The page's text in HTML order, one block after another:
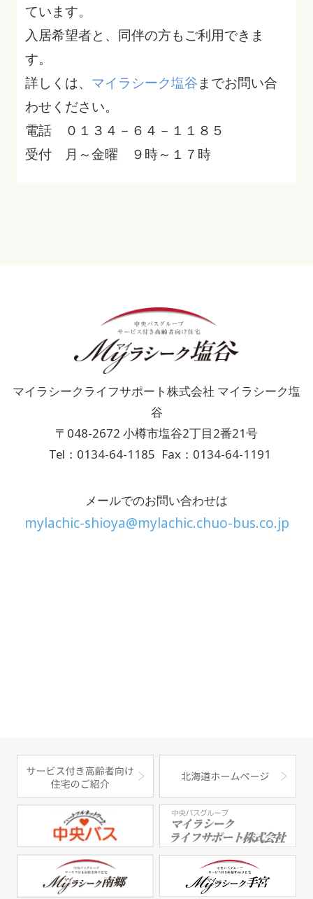
ています。
入居希望者と、同伴の方もご利用できま
す。
詳しくは、 マイラシーク塩谷までお問い合
わせください。
電話 ０１３４－６４－１１８５
受付 月～金曜 ９時～１７時
マイラシークライフサポート株式会社 マイラシーク塩
谷
〒048-2672 小樽市塩谷2丁目2番21号
Tel：0134-64-1185 Fax：0134-64-1191
メールでのお問い合わせは
mylachic-shioya@mylachic.chuo-bus.co.jp